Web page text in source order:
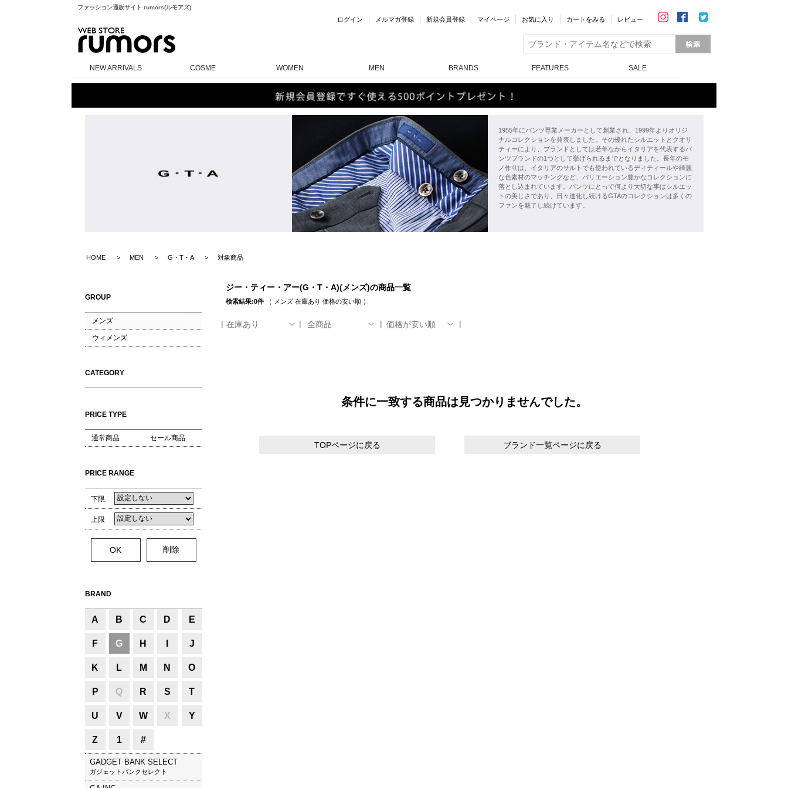
ファッション通販サイト rumors(ルモアズ)
ログイン メルマガ登録 新規会員登録 マイページ お気に入り カートをみる レビュー
NEW ARRIVALS COSME WOMEN MEN BRANDS FEATURES SALE
1955年にパンツ専業メーカーとして創業され、1999年よりオリジ
ナルコレクションを発表しました。その優れたシルエットとクオリ
ティーにより、ブランドとしては若年ながらイタリアを代表するパ
ンツブランドの1つとして挙げられるまでとなりました。長年のモ
ノ作りは、イタリアのサルトでも使われているディティールや綺麗
な色素材のマッチングなど、バリエーション豊かなコレクションに
落とし込まれています。パンツにとって何より大切な事はシルエッ
トの美しさであり、日々進化し続けるGTAのコレクションは多くの
ファンを魅了し続けています。
HOME MEN G・T・A 対象商品
GROUP
メンズ
ウィメンズ
CATEGORY
PRICE TYPE
通常商品 セール商品
PRICE RANGE
下限
上限
BRAND
A B C D E
F G H J
K L M N O
P Q R S T
U V W X Y
Z 1 #
GADGET BANK SELECT
ガジェットバンクセレクト
ジー・ティー・アー(G・T・A)(メンズ)の商品一覧
検索結果:0件（ メンズ 在庫あり 価格の安い順）
在庫あり 全商品 価格が安い順
条件に一致する商品は見つかりませんでした。
TOPページに戻る ブランド一覧ページに戻る